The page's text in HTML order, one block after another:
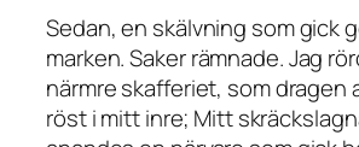
Sedan, en skälvning som gick
marken. Saker rämnade. Jag
närmre skafferiet, som dragen
röst i mitt inre; Mitt